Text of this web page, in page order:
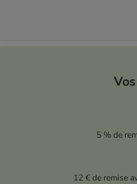
5 % de
12 € de remise